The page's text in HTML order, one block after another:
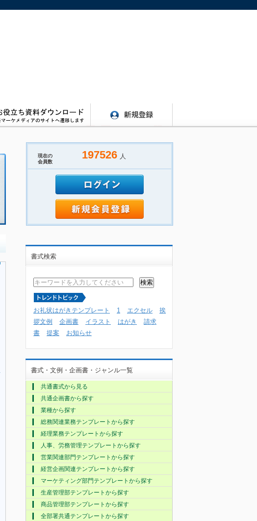
現在の
会員数
197526 人
書式検索
お礼状はがきテンプレート 1 エクセル
挨
拶文例
企画書 イラスト はがき
請求
書
提案 お知らせ
書式・文例・企画書・ジャンル一覧
共通書式から見る
共通企画書から探す
業種から探す
総務関連業務テンプレートから探す
経理業務テンプレートから探す
人事、労務管理テンプレートから探す
営業関連部門テンプレートから探す
経営企画関連テンプレートから探す
マーケティング部門テンプレートから探す
生産管理部テンプレートから探す
商品管理部テンプレートから探す
全部署共通テンプレートから探す